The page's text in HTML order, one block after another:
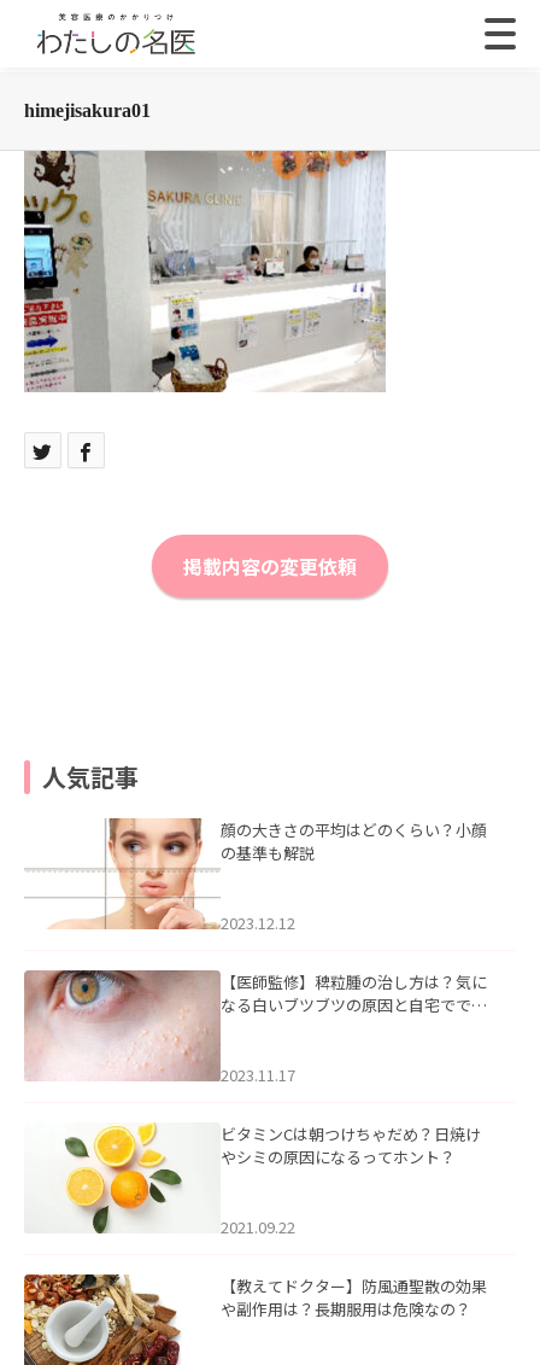
himejisakura01
掲載内容の変更依頼
人気記事
顔の大きさの平均はどのくらい？小顔
の基準も解説
2023.12.12
【医師監修】稗粒腫の治し方は？気に
なる白いブツブツの原因と自宅ででき
2023.11.17
ビタミンCは朝つけちゃだめ？日焼け
やシミの原因になるってホント？
2021.09.22
【教えてドクター】防風通聖散の効果
や副作用は？長期服用は危険なの？